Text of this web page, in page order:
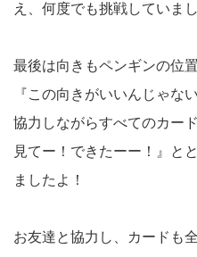
え、何度でも挑戦していまし
最後は向きもペンギンの位
『この向きがいいんじゃな
協力しながらすべてのカー
見てー！できたーー！』と
ましたよ！
お友達と協力し、カードも